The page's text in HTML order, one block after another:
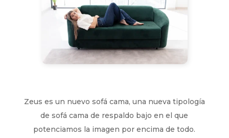
Zeus es un nuevo sofá cama, una nueva tipología
de sofá cama de respaldo bajo en el que
potenciamos la imagen por encima de todo.